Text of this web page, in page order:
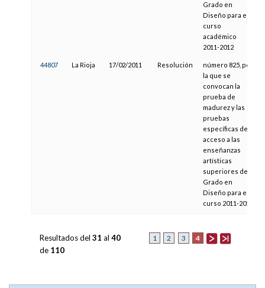
Grado en
Diseño para el
curso
académico
2011-2012
44807 La Rioja 17/02/2011 Resolución
número 825, por
la que se
convocan la
prueba de
madurez y las
pruebas
específicas de
acceso a las
enseñanzas
artísticas
superiores de
Grado en
Diseño para el
curso 2011-2012
1 2 3 4
Resultados del 31 al 40
de 110